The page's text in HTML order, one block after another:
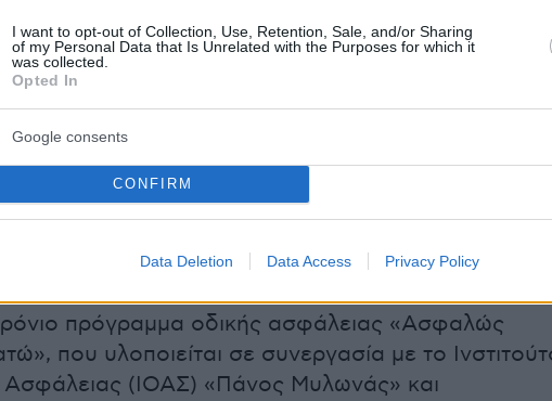
I want to opt-out of Collection, Use, Retention, Sale, and/or Sharing
of my Personal Data that Is Unrelated with the Purposes for which it
was collected.
Opted In
Google consents
CONFIRM
Data Deletion Data Access Privacy Policy
- Γ. Κονδράρος
πρόγραμμα οδικής ασφάλειας «Ασφαλώς
που υλοποιείται σε συνεργασία με το
Ασφάλειας (ΙΟΑΣ) «Πάνος Μυλωνάς» και